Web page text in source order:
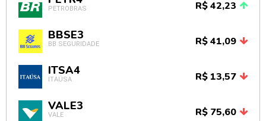
PETROBRAS R$ 42,23
BBSE3
BB SEGURIDADE R$ 41,09
ITSA4
ITAÚSA R$ 13,57
VALE3
VALE R$ 75,60